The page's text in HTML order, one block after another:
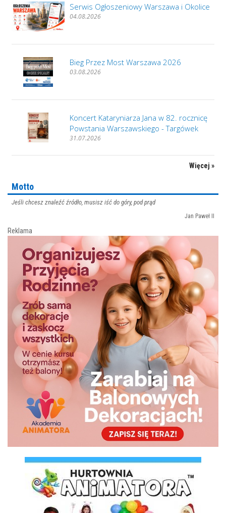
Serwis Ogłoszeniowy Warszawa i Okolice
04.08.2026
Bieg Przez Most Warszawa 2026
03.08.2026
Koncert Kataryniarza Jana w 82. rocznicę
Powstania Warszawskiego - Targówek
31.07.2026
Więcej »
Motto
Jeśli chcesz znaleźć źródło, musisz iść do góry, pod prąd
Jan Paweł II
Reklama